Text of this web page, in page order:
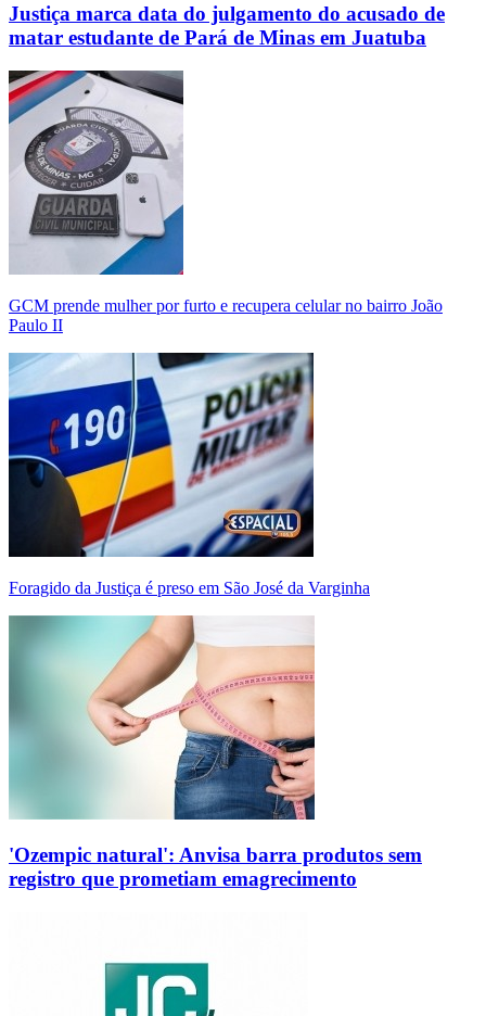
Justiça marca data do julgamento do acusado de
matar estudante de Pará de Minas em Juatuba
GCM prende mulher por furto e recupera celular no bairro João
Paulo II
Foragido da Justiça é preso em São José da Varginha
'Ozempic natural': Anvisa barra produtos sem
registro que prometiam emagrecimento